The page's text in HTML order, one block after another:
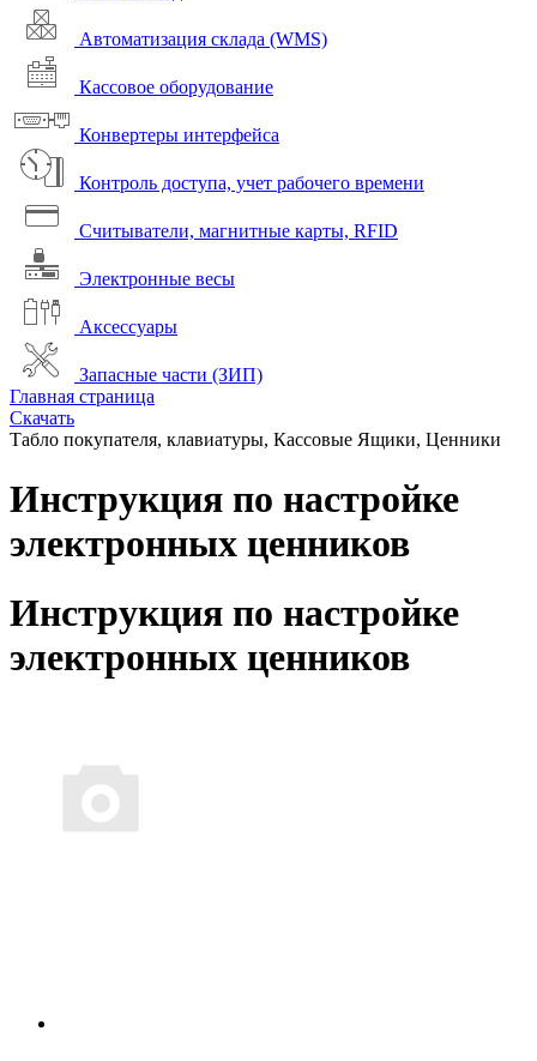
Автоматизация склада (WMS)
Кассовое оборудование
Конвертеры интерфейса
Контроль доступа, учет рабочего времени
Считыватели, магнитные карты, RFID
Электронные весы
Аксессуары
Запасные части (ЗИП)
Главная страница
Скачать
Табло покупателя, клавиатуры, Кассовые Ящики, Ценники
Инструкция по настройке
электронных ценников
Инструкция по настройке
электронных ценников